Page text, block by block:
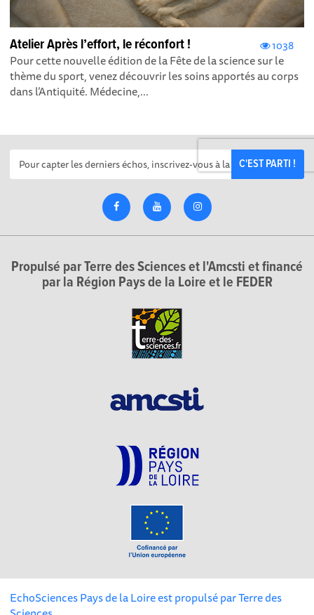
1038
Atelier Après l’effort, le réconfort !
Pour cette nouvelle édition de la Fête de la science sur le
thème du sport, venez découvrir les soins apportés au corps
dans l’Antiquité. Médecine,...
C'EST PARTI !
Propulsé par Terre des Sciences et l'Amcsti et financé
par la Région Pays de la Loire et le FEDER
EchoSciences Pays de la Loire est propulsé parTerre des